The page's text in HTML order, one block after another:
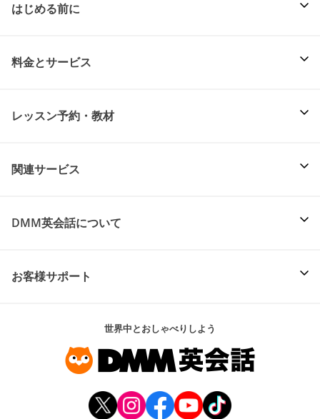
はじめる前に
料金とサービス
レッスン予約・教材
関連サービス
DMM英会話について
お客様サポート
世界中とおしゃべりしよう